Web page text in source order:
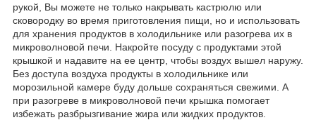
рукой, Вы можете не только накрывать кастрюлю или
сковородку во время приготовления пищи, но и использовать
для хранения продуктов в холодильнике или разогрева их в
микроволновой печи. Накройте посуду с продуктами этой
крышкой и надавите на ее центр, чтобы воздух вышел наружу.
Без доступа воздуха продукты в холодильнике или
морозильной камере буду дольше сохраняться свежими. А
при разогреве в микроволновой печи крышка помогает
избежать разбрызгивание жира или жидких продуктов.